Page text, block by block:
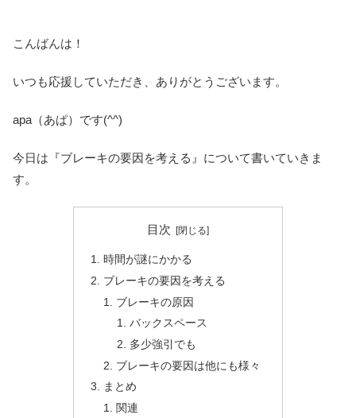
こんばんは！
いつも応援していただき、ありがとうございます。
apa（あぱ）です(^^)
今日は『ブレーキの要因を考える』について書いていきま
す。
目次
時間が謎にかかる
ブレーキの要因を考える
ブレーキの原因
バックスペース
多少強引でも
ブレーキの要因は他にも様々
まとめ
関連